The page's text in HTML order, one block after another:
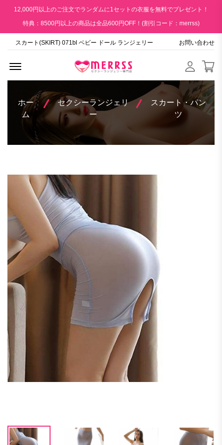
12,000円以上のご注文でランダムに1セットの衣服を無料でプレゼント！
特典：8500円以上の商品は全品600円OFF！(割引コード：merrss)
スカート(SKIRT) 071bl ベビー ドール ランジェリー お問い合わせ
ホー
ム
セクシーランジェリ
ー
スカート・パン
ツ